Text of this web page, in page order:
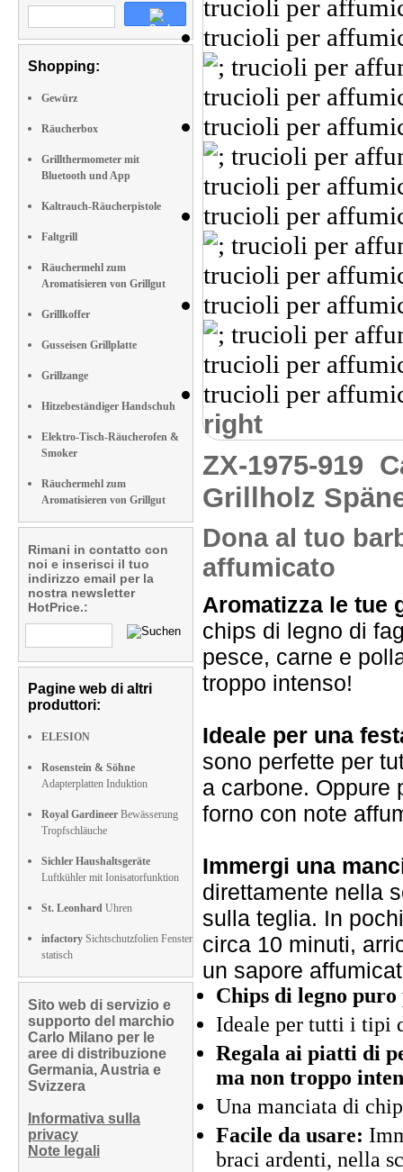
Shopping:
Gewürz
Räucherbox
Grillthermometer mit
Bluetooth und App
Kaltrauch-Räucherpistole
Faltgrill
Räuchermehl zum
Aromatisieren von Grillgut
Grillkoffer
Gusseisen Grillplatte
Grillzange
Hitzebeständiger Handschuh
Elektro-Tisch-Räucherofen &
Smoker
Räuchermehl zum
Aromatisieren von Grillgut
Rimani in contatto con
noi e inserisci il tuo
indirizzo email per la
nostra newsletter
HotPrice.:
Pagine web di altri
produttori:
ELESION
Rosenstein & Söhne
Adapterplatten Induktion
Royal Gardineer Bewässerung
Tropfschläuche
Sichler Haushaltsgeräte
Luftkühler mit Ionisatorfunktion
St. Leonhard Uhren
infactory Sichtschutzfolien Fenster
statisch
Sito web di servizio e
supporto del marchio
Carlo Milano per le
aree di distribuzione
Germania, Austria e
Svizzera
Informativa sulla
privacy
Note legali
right
ZX-1975-919
Grillholz
Dona al tuo
affumicato
Aromatizza le tue
chips di legno di
pesce, carne e
troppo intenso!
Ideale per una
sono perfette per
a carbone. Oppure
forno con note
Immergi una
direttamente nella
sulla teglia. In
circa 10 minuti,
un sapore
Chips di legno
Ideale per tutti i tipi
Regala ai piatti di
ma non troppo
Una manciata di
Facile da usare:
braci ardenti, nella